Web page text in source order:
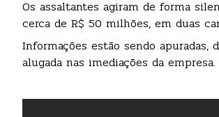
Os assaltantes agiram de forma
cerca de R$ 50 milhões, em duas
Informações estão sendo
alugada nas imediações da empresa.